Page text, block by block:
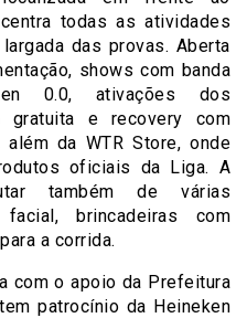
todas as atividades
das provas. Aberta
shows com banda
0.0, ativações dos
gratuita e recovery com
da WTR Store, onde
oficiais da Liga. A
também de várias
brincadeiras com
a corrida.
com o apoio da Prefeitura
patrocínio da Heineken